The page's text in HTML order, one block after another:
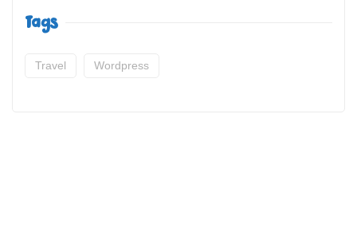
Tags
Travel Wordpress